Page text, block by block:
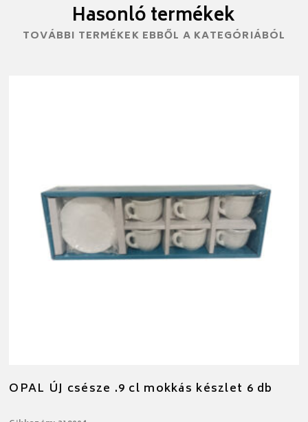
Hasonló termékek
TOVÁBBI TERMÉKEK EBBŐL A KATEGÓRIÁBÓL
OPAL ÚJ csésze .9 cl mokkás készlet 6 db